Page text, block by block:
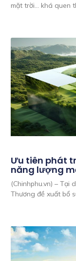
mặt trời… khá quen
Ưu tiên phát
năng lượng
(Chinhphu.vn) – Tại
Thương đề xuất bổ